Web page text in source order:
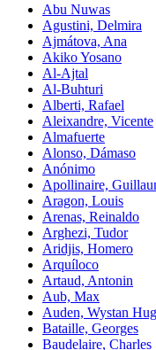
Abu Nuwas
Agustini, Delmira
Ajmátova, Ana
Akiko Yosano
Al-Ajtal
Al-Buhturi
Alberti, Rafael
Aleixandre, Vicente
Almafuerte
Alonso, Dámaso
Anónimo
Apollinaire,
Aragon, Louis
Arenas, Reinaldo
Arghezi, Tudor
Aridjis, Homero
Arquíloco
Artaud, Antonin
Aub, Max
Auden, Wystan
Bataille, Georges
Baudelaire, Charles